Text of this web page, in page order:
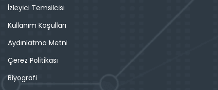
İzleyici Temsilcisi
Kullanım Koşulları
Aydınlatma Metni
Çerez Politikası
Biyografi